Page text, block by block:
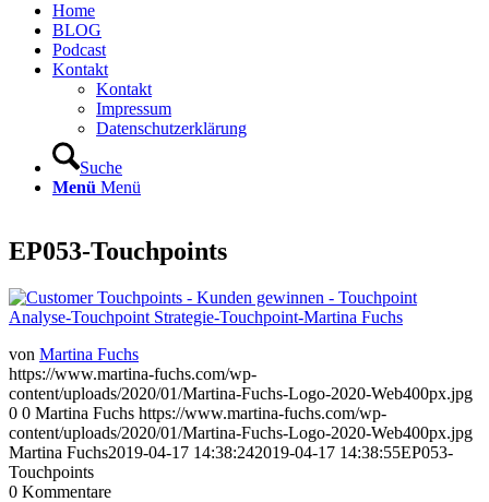
Home
BLOG
Podcast
Kontakt
Kontakt
Impressum
Datenschutzerklärung
Suche
Menü Menü
EP053-Touchpoints
von Martina Fuchs
https://www.martina-fuchs.com/wp-
content/uploads/2020/01/Martina-Fuchs-Logo-2020-Web400px.jpg
0 0 Martina Fuchs https://www.martina-fuchs.com/wp-
content/uploads/2020/01/Martina-Fuchs-Logo-2020-Web400px.jpg
Martina Fuchs2019-04-17 14:38:242019-04-17 14:38:55EP053-
Touchpoints
0 Kommentare